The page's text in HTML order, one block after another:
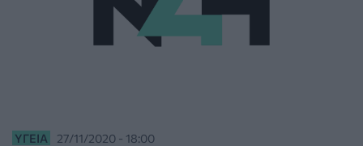
ΥΓΕΊΑ 27/11/2020 - 18:00